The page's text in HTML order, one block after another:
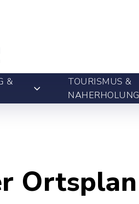
&
TOURISMUS &
NAHERHOLUNG
Ortsplan